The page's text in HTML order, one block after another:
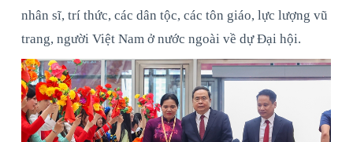
nhân sĩ, trí thức, các dân tộc, các tôn giáo, lực lượng vũ
trang, người Việt Nam ở nước ngoài về dự Đại hội.